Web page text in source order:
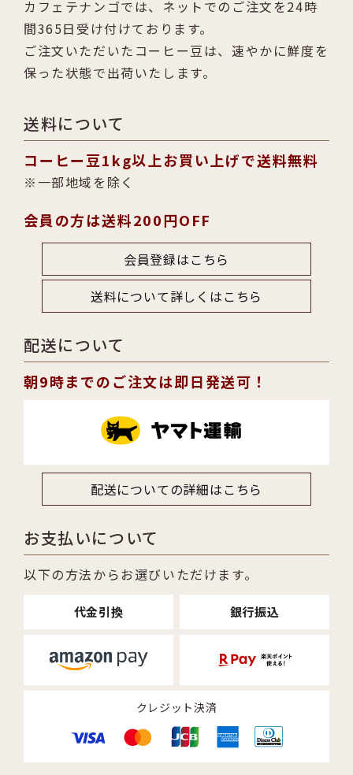
カフェテナンゴでは、ネットでのご注文を24時
間365日受け付けております。
ご注文いただいたコーヒー豆は、速やかに鮮度を
保った状態で出荷いたします。
送料について
コーヒー豆1kg以上お買い上げで送料無料
一部地域を除く
会員の方は送料200円OFF
会員登録はこちら
送料について詳しくはこちら
配送について
朝9時までのご注文は即日発送可！
配送についての詳細はこちら
お支払いについて
以下の方法からお選びいただけます。
代金引換 銀行振込
クレジット決済